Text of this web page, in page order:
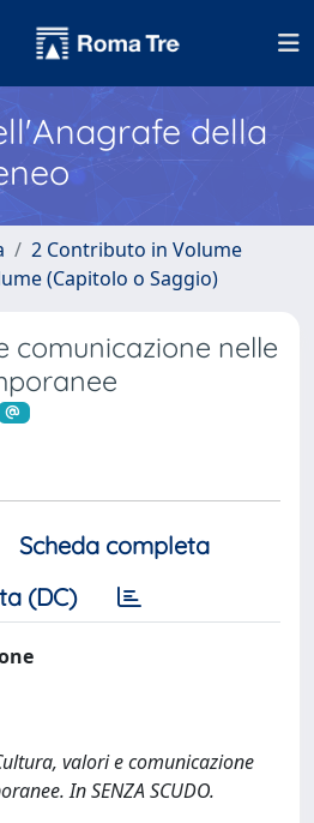
della
2 Contributo in Volume
(Capitolo o Saggio)
comunicazione nelle
Scheda completa
(DC)
valori e comunicazione
In SENZA SCUDO.